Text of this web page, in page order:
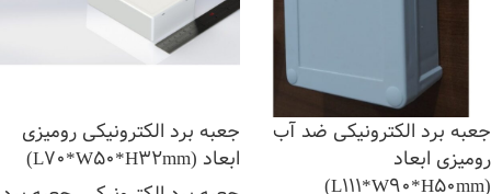
جعبه برد الکترونیکی ضد آب
رومیزی ابعاد
(L111*W90*H50mm)
جعبه برد الکترونیکی رومیزی
ابعاد (L70*W50*H32mm)